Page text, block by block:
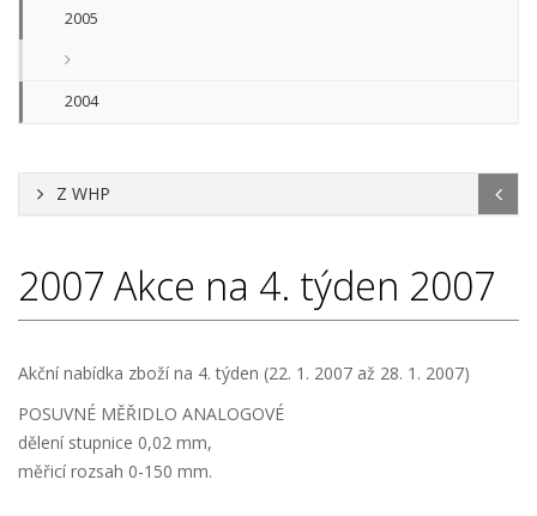
2005
2004
Z WHP
2007 Akce na 4. týden 2007
Akční nabídka zboží na 4. týden (22. 1. 2007 až 28. 1. 2007)
POSUVNÉ MĚŘIDLO ANALOGOVÉ
dělení stupnice 0,02 mm,
měřicí rozsah 0-150 mm.